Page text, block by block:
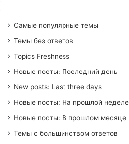
Самые популярные темы
Темы без ответов
Topics Freshness
Новые посты: Последний день
New posts: Last three days
Новые посты: На прошлой неделе
Новые посты: В прошлом месяце
Темы с большинством ответов